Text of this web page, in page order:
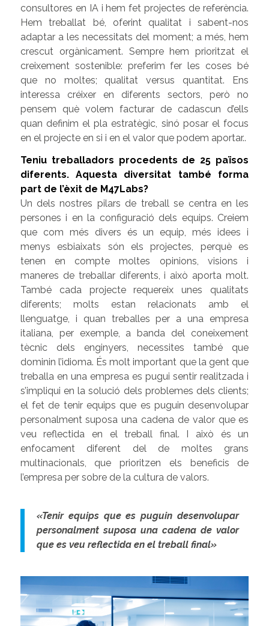
consultores en IA i hem fet projectes de referència.
Hem treballat bé, oferint qualitat i sabent-nos
adaptar a les necessitats del moment; a més, hem
crescut orgànicament. Sempre hem prioritzat el
creixement sostenible: preferim fer les coses bé
que no moltes; qualitat versus quantitat. Ens
interessa créixer en diferents sectors, però no
pensem què volem facturar de cadascun d’ells
quan definim el pla estratègic, sinó posar el focus
en el projecte en si i en el valor que podem aportar..
Teniu treballadors procedents de 25 països
diferents. Aquesta diversitat també forma
part de l’èxit de M47Labs?
Un dels nostres pilars de treball se centra en les
persones i en la configuració dels equips. Creiem
que com més divers és un equip, més idees i
menys esbiaixats són els projectes, perquè es
tenen en compte moltes opinions, visions i
maneres de treballar diferents, i això aporta molt.
També cada projecte requereix unes qualitats
diferents; molts estan relacionats amb el
llenguatge, i quan treballes per a una empresa
italiana, per exemple, a banda del coneixement
tècnic dels enginyers, necessites també que
dominin l’idioma. És molt important que la gent que
treballa en una empresa es pugui sentir realitzada i
s’impliqui en la solució dels problemes dels clients;
el fet de tenir equips que es puguin desenvolupar
personalment suposa una cadena de valor que es
veu reflectida en el treball final. I això és un
enfocament diferent del de moltes grans
multinacionals, que prioritzen els beneficis de
l’empresa per sobre de la cultura de valors.
«Tenir equips que es puguin desenvolupar
personalment suposa una cadena de valor
que es veu reflectida en el treball final»